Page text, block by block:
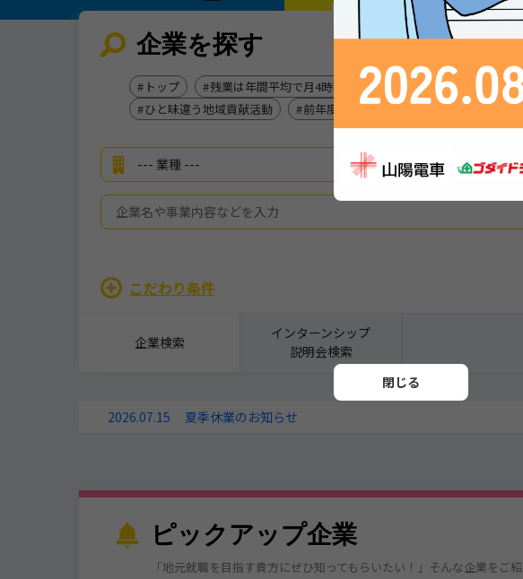
企業を探す
トップ 残業は年間平均で月4時間！ 創業60年の安定企業
ひと味違う地域貢献活動
前年度賞与実積：5.2か月 ★インテ
こだわり条件
企業検索
インターンシップ
説明会検索
2026.07.15 夏季休業のお知らせ
ピックアップ企業
「地元就職を目指す貴方にぜひ知ってもらいたい！」そんな企業をご紹
閉じる